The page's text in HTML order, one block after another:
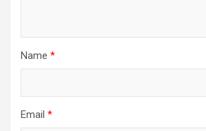
Name *
Email *